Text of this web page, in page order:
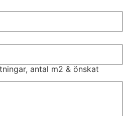
antal m2 & önskat